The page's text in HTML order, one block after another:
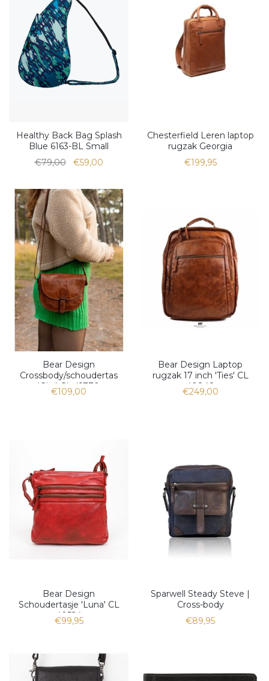
Healthy Back Bag Splash
Blue 6163-BL Small
€79,00
€59,00
Chesterfield Leren laptop
rugzak Georgia
€199,95
Bear Design
Crossbody/schoudertas
'Gigi' CL 41770
€109,00
Bear Design Laptop
rugzak 17 inch 'Ties' CL
40848
€249,00
Bear Design
Schoudertasje 'Luna' CL
40524
€99,95
Sparwell Steady Steve |
Cross-body
€89,95